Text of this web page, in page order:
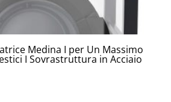
Medina I per Un Massimo
I Sovrastruttura in Acciaio